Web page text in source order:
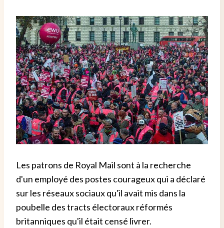
Les patrons de Royal Mail sont à la recherche
d'un employé des postes courageux qui a déclaré
sur les réseaux sociaux qu'il avait mis dans la
poubelle des tracts électoraux réformés
britanniques qu'il était censé livrer.